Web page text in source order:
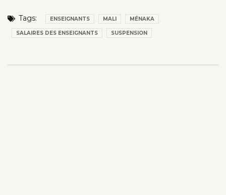
Tags: ENSEIGNANTS MALI MÉNAKA
SALAIRES DES ENSEIGNANTS SUSPENSION